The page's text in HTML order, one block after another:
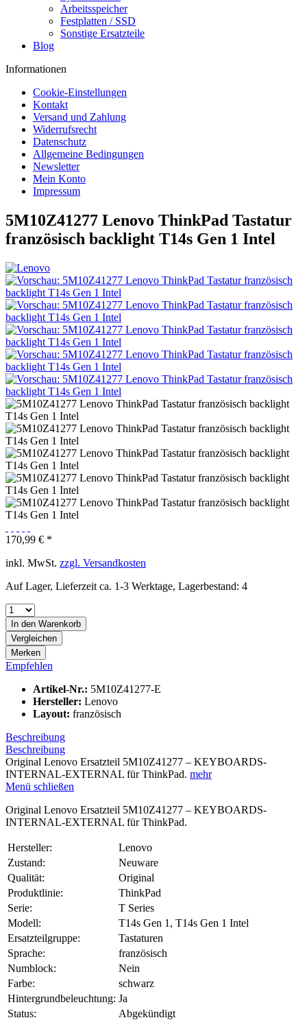
Arbeitsspeicher
Festplatten / SSD
Sonstige Ersatzteile
Blog
Informationen
Cookie-Einstellungen
Kontakt
Versand und Zahlung
Widerrufsrecht
Datenschutz
Allgemeine Bedingungen
Newsletter
Mein Konto
Impressum
5M10Z41277 Lenovo ThinkPad Tastatur
französisch backlight T14s Gen 1 Intel
170,99 € *
inkl. MwSt. zzgl. Versandkosten
Auf Lager, Lieferzeit ca. 1-3 Werktage, Lagerbestand: 4
In den Warenkorb
Vergleichen
Merken
Empfehlen
Artikel-Nr.: 5M10Z41277-E
Hersteller: Lenovo
Layout: französisch
Beschreibung
Beschreibung
Original Lenovo Ersatzteil 5M10Z41277 – KEYBOARDS-
INTERNAL-EXTERNAL für ThinkPad. mehr
Menü schließen
Original Lenovo Ersatzteil 5M10Z41277 – KEYBOARDS-
INTERNAL-EXTERNAL für ThinkPad.
Hersteller:
Lenovo
Zustand:
Neuware
Qualität:
Original
Produktlinie:
ThinkPad
Serie:
T Series
Modell:
T14s Gen 1, T14s Gen 1 Intel
Ersatzteilgruppe:
Tastaturen
Sprache:
französisch
Numblock:
Nein
Farbe:
schwarz
Hintergrundbeleuchtung: Ja
Status:
Abgekündigt